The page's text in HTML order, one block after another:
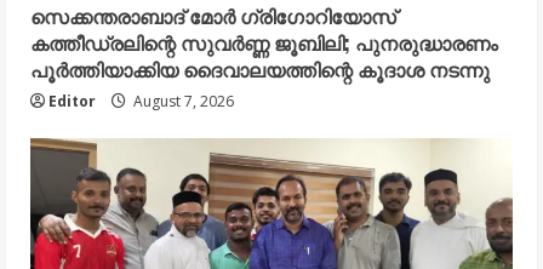
സെക്കന്തരാബാദ് മോർ ഗ്രിഗോറിയോസ്
കത്തീഡ്രലിന്റെ സുവർണ്ണ ജൂബിലി; പുനരുദ്ധാരണം
പൂർത്തിയാക്കിയ ദൈവാലയത്തിന്റെ കൂദാശ നടന്നു
Editor August 7, 2026